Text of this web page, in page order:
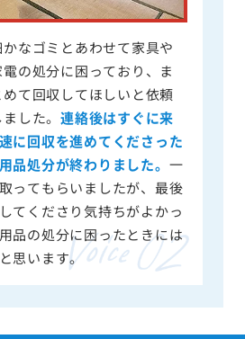
かなゴミとあわせて家具や
電の処分に困っており、ま
めて回収してほしいと依頼
ました。連絡後はすぐに来
に回収を進めてくださった
品処分が終わりました。 一
ってもらいましたが、最後
てくださり気持ちがよかっ
品の処分に困ったときには
思います。